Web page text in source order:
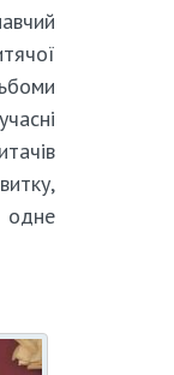
одне